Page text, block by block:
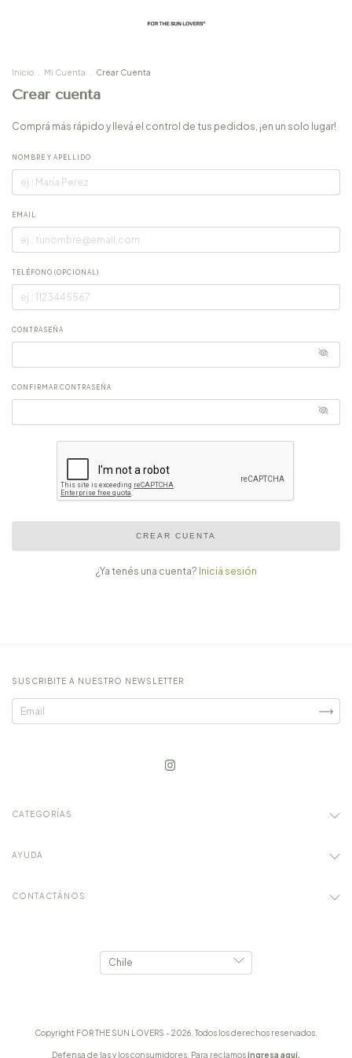
Inicio Mi Cuenta Crear Cuenta
Crear cuenta
Comprá más rápido y llevá el control de tus pedidos, ¡en un solo lugar!
NOMBRE Y APELLIDO
EMAIL
TELÉFONO (OPCIONAL)
CONTRASEÑA
CONFIRMAR CONTRASEÑA
CREAR CUENTA
¿Ya tenés una cuenta? Iniciá sesión
SUSCRIBITE A NUESTRO NEWSLETTER
CATEGORÍAS
AYUDA
CONTACTÁNOS
Copyright FOR THE SUN LOVERS - 2026. Todos los derechos reservados.
Defensa de las y los consumidores. Para reclamosingresa aquí.